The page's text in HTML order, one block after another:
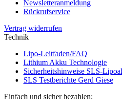
Newsletteranmeldung
Rückrufservice
Vertrag widerrufen
Technik
Lipo-Leitfaden/FAQ
Lithium Akku Technologie
Sicherheitshinweise SLS-
SLS Testberichte Gerd Giese
Einfach und sicher bezahlen: